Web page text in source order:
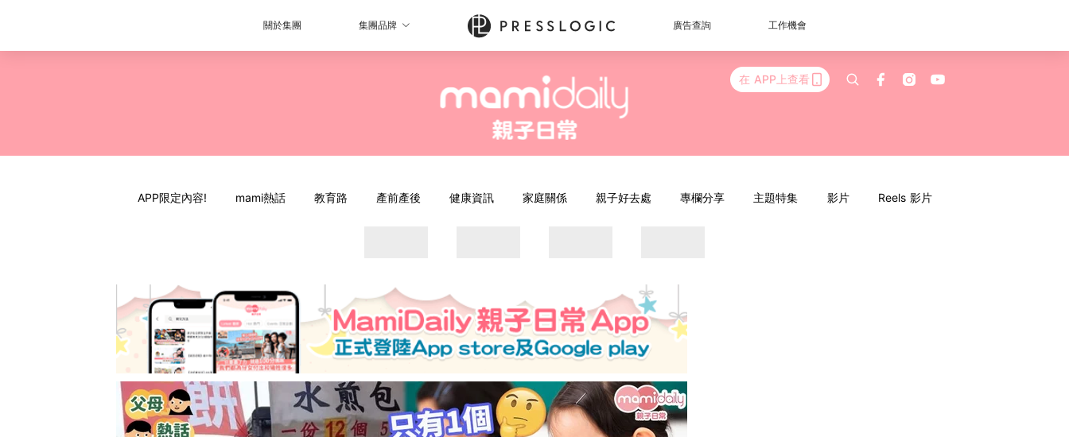
關於集團 集團品牌 廣告查詢 工作機會
在 APP上查看
APP限定內容! mami熱話 教育路 產前產後 健康資訊 家庭關係 親子好去處 專欄分享 主題特集 影片 Reels 影片